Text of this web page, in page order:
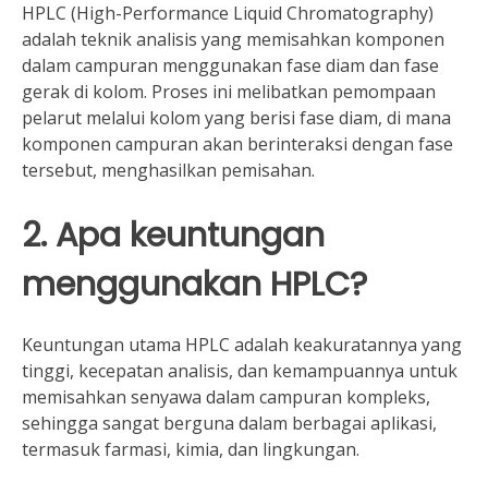
HPLC (High-Performance Liquid Chromatography)
adalah teknik analisis yang memisahkan komponen
dalam campuran menggunakan fase diam dan fase
gerak di kolom. Proses ini melibatkan pemompaan
pelarut melalui kolom yang berisi fase diam, di mana
komponen campuran akan berinteraksi dengan fase
tersebut, menghasilkan pemisahan.
2. Apa keuntungan
menggunakan HPLC?
Keuntungan utama HPLC adalah keakuratannya yang
tinggi, kecepatan analisis, dan kemampuannya untuk
memisahkan senyawa dalam campuran kompleks,
sehingga sangat berguna dalam berbagai aplikasi,
termasuk farmasi, kimia, dan lingkungan.